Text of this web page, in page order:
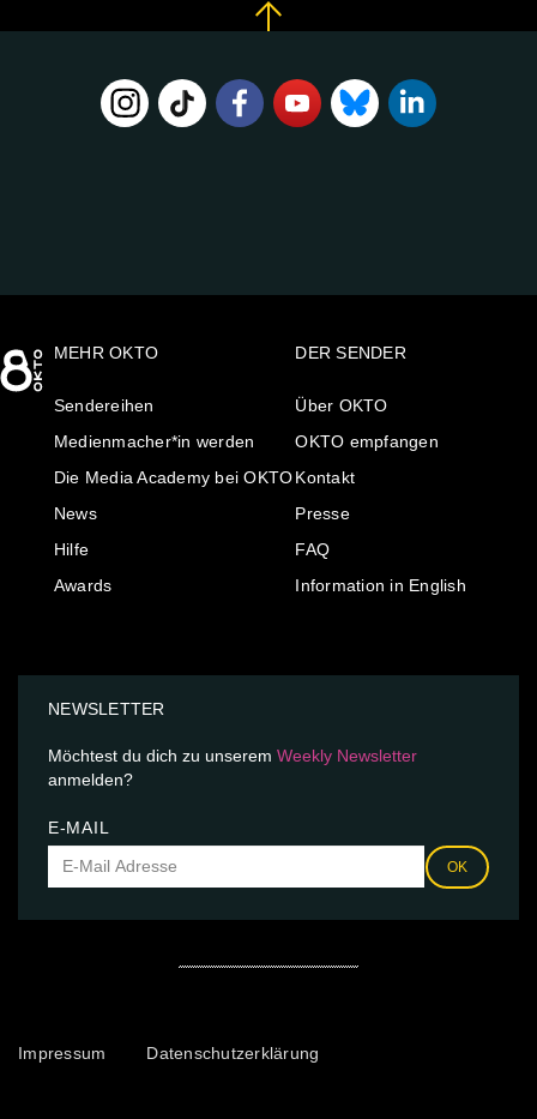
MEHR OKTO
Sendereihen
Medienmacher*in werden
Die Media Academy bei OKTO
News
Hilfe
Awards
DER SENDER
Über OKTO
OKTO empfangen
Kontakt
Presse
FAQ
Information in English
NEWSLETTER
Möchtest du dich zu unserem Weekly Newsletter
anmelden?
E-MAIL
OK
Impressum Datenschutzerklärung